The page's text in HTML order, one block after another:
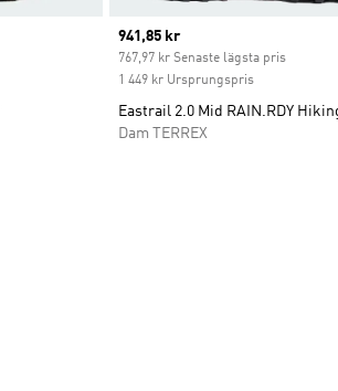
Current price
941,85 kr
767,97 kr Senaste lägsta pris
1 449 kr Ursprungspris
Eastrail 2.0 Mid RAIN.RDY
Dam TERREX